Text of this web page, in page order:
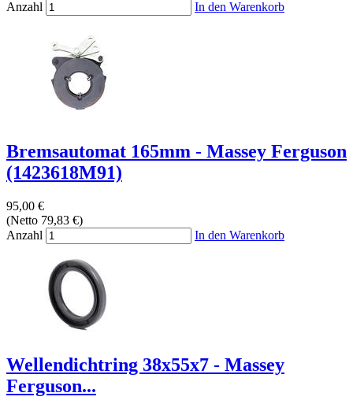
Anzahl In den Warenkorb
Bremsautomat 165mm - Massey Ferguson
(1423618M91)
95,00 €
(Netto 79,83 €)
Anzahl
In den Warenkorb
Wellendichtring 38x55x7 - Massey
Ferguson...